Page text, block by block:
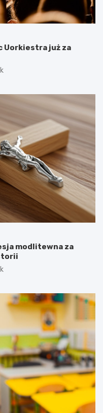
Uorkiestra już za
modlitewna za